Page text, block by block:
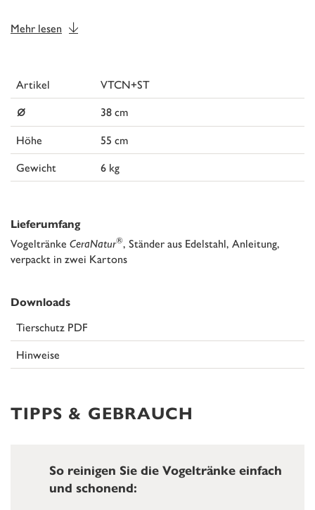
Mehr lesen
Artikel VTCN+ST
⌀
38 cm
Höhe
55 cm
Gewicht
6 kg
Lieferumfang
Vogeltränke CeraNatur®, Ständer aus Edelstahl, Anleitung,
verpackt in zwei Kartons
Downloads
Tierschutz PDF
Hinweise
TIPPS & GEBRAUCH
So reinigen Sie die Vogeltränke einfach
und schonend: